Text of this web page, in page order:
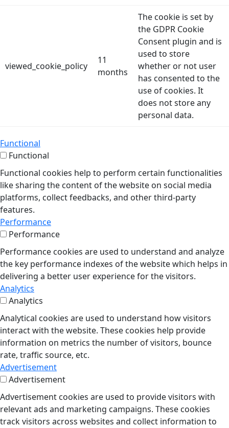
viewed_cookie_policy
11
months
The cookie is set by
the GDPR Cookie
Consent plugin and is
used to store
whether or not user
has consented to the
use of cookies. It
does not store any
personal data.
Functional
Functional
Functional cookies help to perform certain functionalities
like sharing the content of the website on social media
platforms, collect feedbacks, and other third-party
features.
Performance
Performance
Performance cookies are used to understand and analyze
the key performance indexes of the website which helps in
delivering a better user experience for the visitors.
Analytics
Analytics
Analytical cookies are used to understand how visitors
interact with the website. These cookies help provide
information on metrics the number of visitors, bounce
rate, traffic source, etc.
Advertisement
Advertisement
Advertisement cookies are used to provide visitors with
relevant ads and marketing campaigns. These cookies
track visitors across websites and collect information to